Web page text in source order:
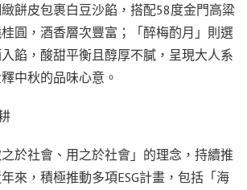
緻餅皮包裹白豆沙餡，搭配58度金門高粱
圓，酒香層次豐富；「醉梅酌月」則選
餡，酸甜平衡且醇厚不膩，呈現大人系
中秋的品味心意。
於社會、用之於社會」的理念，持續推
來，積極推動多項ESG計畫，包括「海